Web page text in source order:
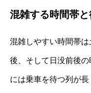
混雑する時間帯と
混雑しやすい時間帯
後、そして日没前後
には乗車を待つ列が